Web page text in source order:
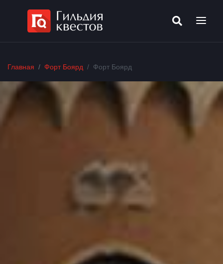
Главная Форт Боярд Форт Боярд